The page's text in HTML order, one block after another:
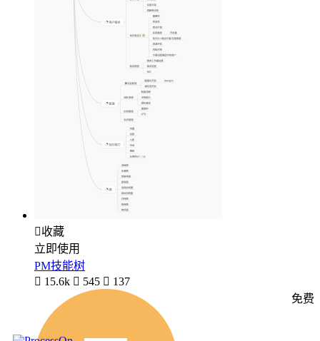
收藏
立即使用
PM技能树
 15.6k  545  137
免费